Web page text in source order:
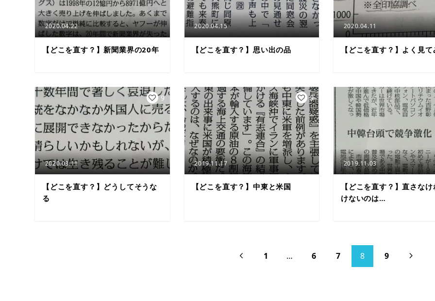
2020.04.22
【どこを直す？】新聞業界の20年
2020.04.15
【どこを直す？】思い出の品
2020.04.11
【どこを直す？】よく見
2020.03.11
【どこを直す？】どうしてそうな
る
9
2019.11.17
【どこを直す？】中東と米国
3
2019.11.03
【どこを直す？】直さな
けないのは…
 1 … 6 7 8 9 